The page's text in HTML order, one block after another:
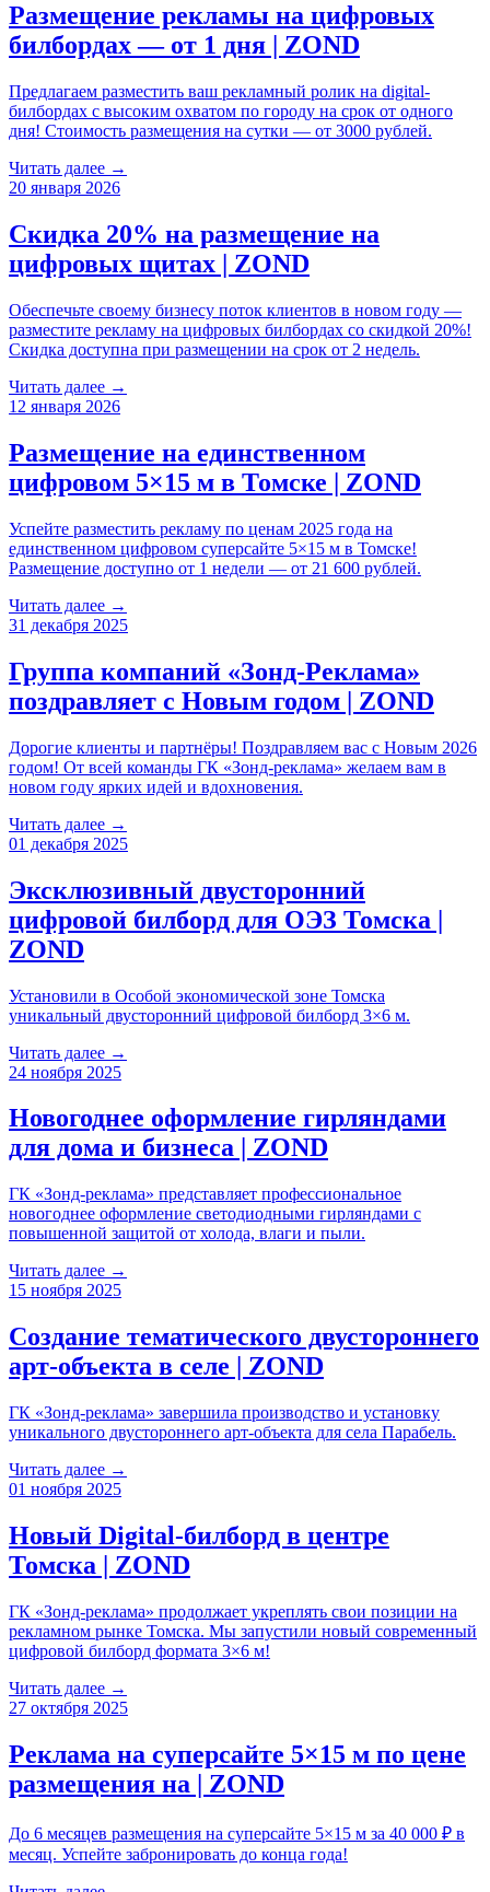
Размещение рекламы на цифровых
билбордах — от 1 дня | ZOND
Предлагаем разместить ваш рекламный ролик на digital-
билбордах с высоким охватом по городу на срок от одного
дня! Стоимость размещения на сутки — от 3000 рублей.
Читать далее →
20 января 2026
Скидка 20% на размещение на
цифровых щитах | ZOND
Обеспечьте своему бизнесу поток клиентов в новом году —
разместите рекламу на цифровых билбордах со скидкой 20%!
Скидка доступна при размещении на срок от 2 недель.
Читать далее →
12 января 2026
Размещение на единственном
цифровом 5×15 м в Томске | ZOND
Успейте разместить рекламу по ценам 2025 года на
единственном цифровом суперсайте 5×15 м в Томске!
Размещение доступно от 1 недели — от 21 600 рублей.
Читать далее →
31 декабря 2025
Группа компаний «Зонд-Реклама»
поздравляет с Новым годом | ZOND
Дорогие клиенты и партнёры! Поздравляем вас с Новым 2026
годом! От всей команды ГК «Зонд-реклама» желаем вам в
новом году ярких идей и вдохновения.
Читать далее →
01 декабря 2025
Эксклюзивный двусторонний
цифровой билборд для ОЭЗ Томска |
ZOND
Установили в Особой экономической зоне Томска
уникальный двусторонний цифровой билборд 3×6 м.
Читать далее →
24 ноября 2025
Новогоднее оформление гирляндами
для дома и бизнеса | ZOND
ГК «Зонд-реклама» представляет профессиональное
новогоднее оформление светодиодными гирляндами с
повышенной защитой от холода, влаги и пыли.
Читать далее →
15 ноября 2025
Создание тематического двустороннего
арт-объекта в селе | ZOND
ГК «Зонд-реклама» завершила производство и установку
уникального двустороннего арт-объекта для села Парабель.
Читать далее →
01 ноября 2025
Новый Digital-билборд в центре
Томска | ZOND
ГК «Зонд-реклама» продолжает укреплять свои позиции на
рекламном рынке Томска. Мы запустили новый современный
цифровой билборд формата 3×6 м!
Читать далее →
27 октября 2025
Реклама на суперсайте 5×15 м по цене
размещения на | ZOND
До 6 месяцев размещения на суперсайте 5×15 м за 40 000 ₽ в
месяц. Успейте забронировать до конца года!